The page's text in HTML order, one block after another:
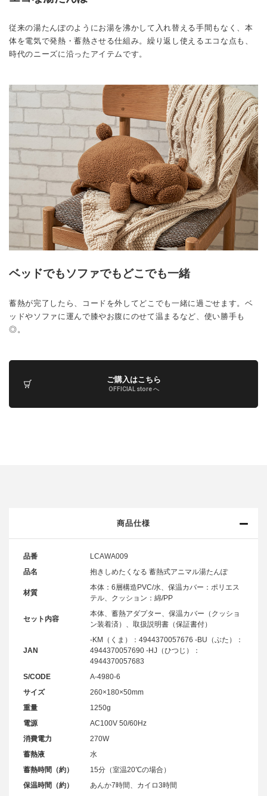
従来の湯たんぽのようにお湯を沸かして入れ替える手間もなく、本
体を電気で発熱・蓄熱させる仕組み。繰り返し使えるエコな点も、
時代のニーズに沿ったアイテムです。
ベッドでもソファでもどこでも一緒
蓄熱が完了したら、コードを外してどこでも一緒に過ごせます。ベ
ッドやソファに運んで膝やお腹にのせて温まるなど、使い勝手も
◎。
ご購入はこちら
OFFICIAL store へ
商品仕様
品番
LCAWA009
品名
抱きしめたくなる 蓄熱式アニマル湯たんぽ
材質
本体：6層構造PVC/水、保温カバー：ポリエス
テル、クッション：綿/PP
セット内容
本体、蓄熱アダプター、保温カバー（クッショ
ン装着済）、取扱説明書（保証書付）
JAN
-KM（くま）：4944370057676 -BU（ぶた）：
4944370057690 -HJ（ひつじ）：
4944370057683
S/CODE
A-4980-6
サイズ
260×180×50mm
重量
1250g
電源
AC100V 50/60Hz
消費電力
270W
蓄熱液
水
蓄熱時間（約）
15分（室温20℃の場合）
保温時間（約）
あんか7時間、カイロ3時間